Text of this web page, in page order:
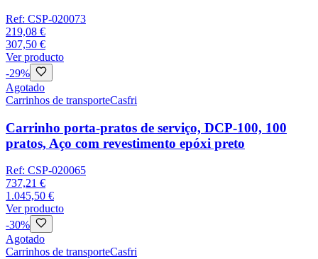
Ref: CSP-020073
219,08 €
307,50 €
Ver producto
-29%
Agotado
Carrinhos de transporteCasfri
Carrinho porta-pratos de serviço, DCP-100, 100
pratos, Aço com revestimento epóxi preto
Ref: CSP-020065
737,21 €
1.045,50 €
Ver producto
-30%
Agotado
Carrinhos de transporteCasfri